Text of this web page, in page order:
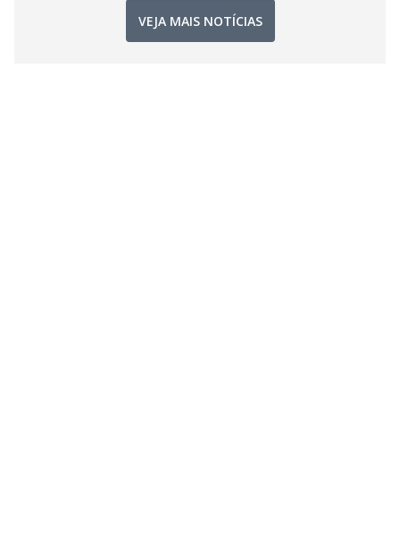
VEJA MAIS NOTÍCIAS